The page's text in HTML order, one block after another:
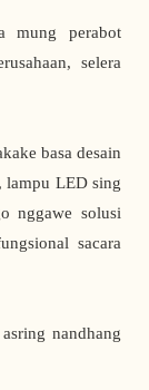
mung perabot
selera
basa desain
lampu LED sing
nggawe solusi
sacara
nandhang